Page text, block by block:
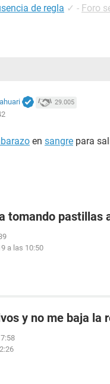
de regla ✓ - Foro
29.005
en sangre para
tomando pastillas
a las 10:50
y no me baja la